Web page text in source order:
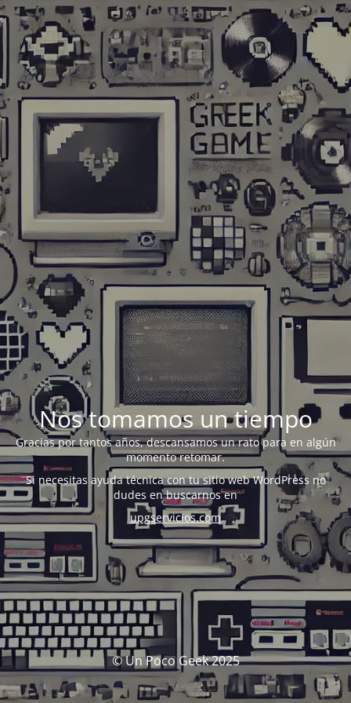
Nos tomamos un tiempo
Gracias por tantos años, descansamos un rato para en algún
momento retomar.
Si necesitas ayuda técnica con tu sitio web WordPress no
dudes en buscarnos en
upgservicios.com
© Un Poco Geek 2025